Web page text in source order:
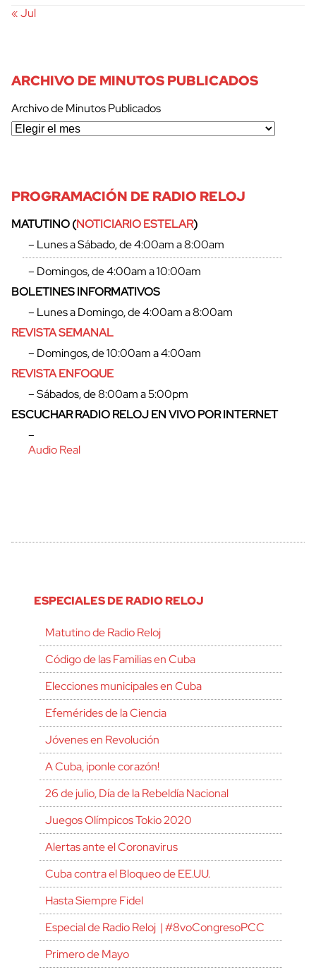
cerrar
« Jul
ARCHIVO DE MINUTOS PUBLICADOS
Archivo de Minutos Publicados
PROGRAMACIÓN DE RADIO RELOJ
MATUTINO (NOTICIARIO ESTELAR)
– Lunes a Sábado, de 4:00am a 8:00am
– Domingos, de 4:00am a 10:00am
BOLETINES INFORMATIVOS
– Lunes a Domingo, de 4:00am a 8:00am
REVISTA SEMANAL
– Domingos, de 10:00am a 4:00am
REVISTA ENFOQUE
– Sábados, de 8:00am a 5:00pm
ESCUCHAR RADIO RELOJ EN VIVO POR INTERNET
–
Audio Real
ESPECIALES DE RADIO RELOJ
Matutino de Radio Reloj
Código de las Familias en Cuba
Elecciones municipales en Cuba
Efemérides de la Ciencia
Jóvenes en Revolución
A Cuba, ¡ponle corazón!
26 de julio, Día de la Rebeldía Nacional
Juegos Olímpicos Tokio 2020
Alertas ante el Coronavirus
Cuba contra el Bloqueo de EE.UU.
Hasta Siempre Fidel
Especial de Radio Reloj | #8voCongresoPCC
Primero de Mayo